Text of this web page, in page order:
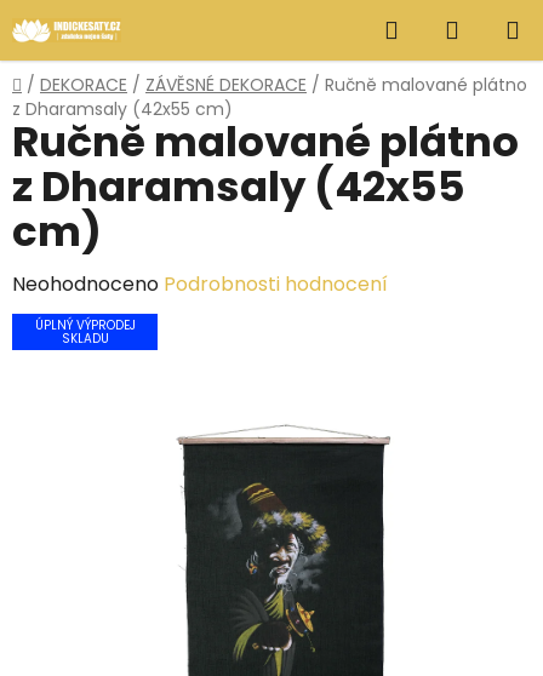
na
obsah
Hledat
KOŠÍK
Domů
/ DEKORACE / ZÁVĚSNÉ DEKORACE / Ručně malované plátno
z Dharamsaly (42x55 cm)
Ručně malované plátno
z Dharamsaly (42x55
cm)
Průměrné
hodnocení
produktu
Neohodnoceno Podrobnosti hodnocení
ÚPLNÝ VÝPRODEJ
SKLADU